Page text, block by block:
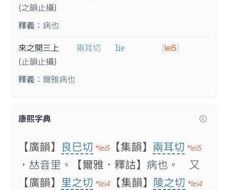
(之韻止攝)
釋義： 病也
來之開三上
(止韻止攝)
兩耳切 lie [lei5]
釋義： 爾雅病也
康熙字典
【廣韻】 良巳切 *lei5 【集韻】 兩耳切 *lei5
，𠀤音里。 【爾雅．釋詁】 病也。 又
【廣韻】 里之切 *lei4 【集韻】 陵之切 *lei4